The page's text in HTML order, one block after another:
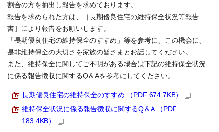
割合の方を抽出し報告を求めております。
報告を求められた方は、［長期優良住宅の維持保全状況等報告
書］により報告をお願いします。
「長期優良住宅の維持保全のすすめ」等を参考に、この機会に、
是非維持保全の大切さを家族の皆さまとお話してください。
また、維持保全に関してご不明がある場合は下記の維持保全状況
に係る報告徴収に関するQ＆Aを参考にしてください。
長期優良住宅の維持保全のすすめ （PDF 674.7KB）
維持保全状況に係る報告徴収に関するQ＆A （PDF
183.4KB）